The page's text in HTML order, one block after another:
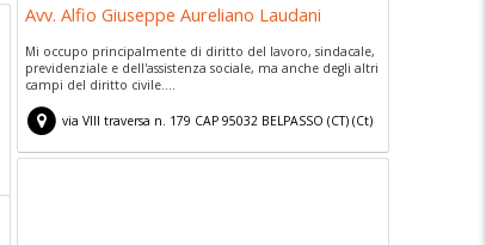
Avv. Alfio Giuseppe Aureliano Laudani
Mi occupo principalmente di diritto del lavoro, sindacale,
previdenziale e dell'assistenza sociale, ma anche degli altri
campi del diritto civile....
via VIII traversa n. 179 CAP 95032 BELPASSO (CT)(Ct)